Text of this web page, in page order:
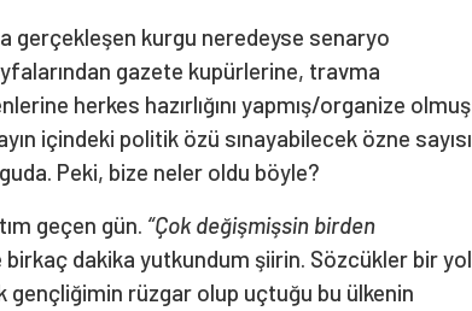
gerçekleşen kurgu neredeyse senaryo
gazete kupürlerine, travma
herkes hazırlığını yapmış/organize olmuş
içindeki politik özü sınayabilecek özne sayısı
Peki, bize neler oldu böyle?
geçen gün. “Çok değişmişsin birden
birkaç dakika yutkundum şiirin. Sözcükler bir yol
gençliğimin rüzgar olup uçtuğu bu ülkenin